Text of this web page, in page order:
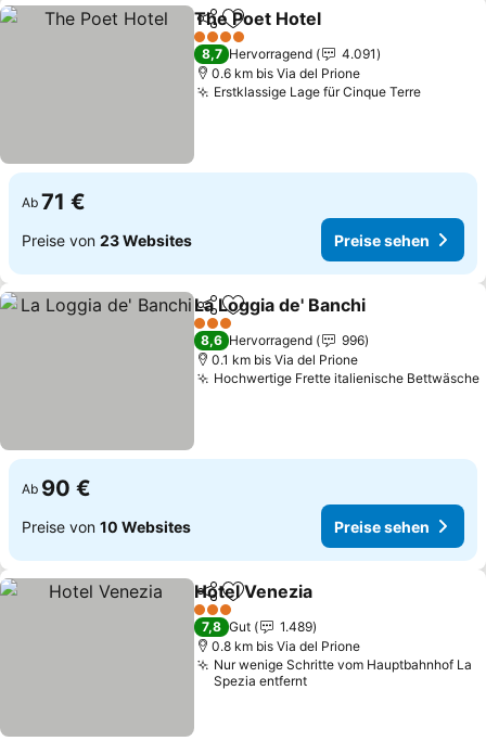
TeilenZu Favoriten hinzufügen
The Poet Hotel
4 Sterne
8,7 Hervorragend
4.091
0.6 km bis Via del Prione
Erstklassige Lage für Cinque TerrePreise
Ab 71 €
Preise von 23 Websites Preise sehen
TeilenZu Favoriten hinzufügen
La Loggia de' Banchi
3 Sterne
8,6 Hervorragend
996
0.1 km bis Via del Prione
Hochwertige Frette italienische Bettwäsche
Ab 90 €
Preise von 10 Websites Preise sehen
TeilenZu Favoriten hinzufügen
Hotel Venezia
3 Sterne
7,8 Gut
1.489
0.8 km bis Via del Prione
Nur wenige Schritte vom Hauptbahnhof La
Spezia entfernt